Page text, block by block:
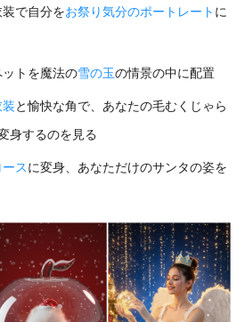
で自分をお祭り気分のポートレート に
トを魔法の雪の玉の情景の中に配置
と愉快な角で、あなたの毛むくじゃら
身するのを見る
スに変身、あなただけのサンタの姿を